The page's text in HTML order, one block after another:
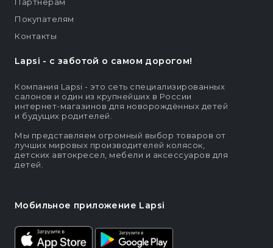
Lapsi - c заботой о самом дорогом!
Компания Lapsi - это сеть специализированных
салонов и один из крупнейших в России
интернет-магазинов для новорождённых детей
и будущих родителей.
Мы представляем огромный выбор товаров от
лучших мировых производителей колясок,
детских автокресел, мебели и аксессуаров для
детей.
Мобильное приложение Lapsi
Партнерам
Покупателям
Контакты